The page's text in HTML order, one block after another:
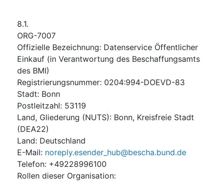
8.1.
ORG-7007
Offizielle Bezeichnung: Datenservice Öffentlicher
Einkauf (in Verantwortung des Beschaffungsamts
des BMI)
Registrierungsnummer: 0204:994-DOEVD-83
Stadt: Bonn
Postleitzahl: 53119
Land, Gliederung (NUTS): Bonn, Kreisfreie Stadt
(DEA22)
Land: Deutschland
E-Mail: noreply.esender_hub@bescha.bund.de
Telefon: +49228996100
Rollen dieser Organisation: